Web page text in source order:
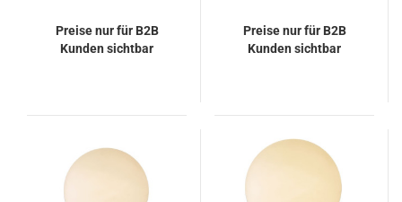
Preise nur für B2B
Kunden sichtbar
Preise nur für B2B
Kunden sichtbar